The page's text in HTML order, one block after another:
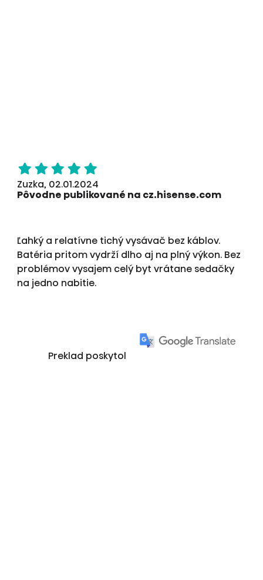
Zuzka, 02.01.2024
Pôvodne publikované na cz.hisense.com
Ľahký a relatívne tichý vysávač bez káblov.
Batéria pritom vydrží dlho aj na plný výkon. Bez
problémov vysajem celý byt vrátane sedačky
na jedno nabitie.
Preklad poskytol